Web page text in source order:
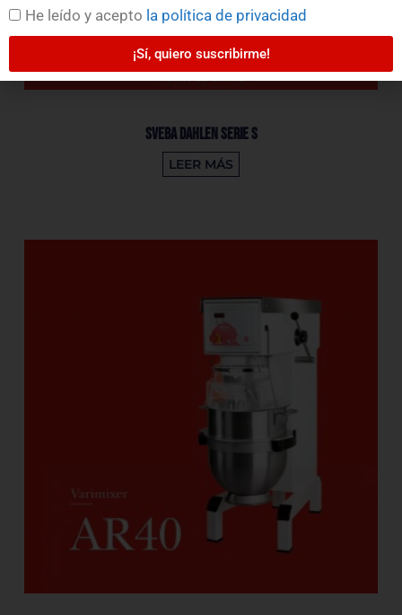
SVEBA DAHLEN Serie S
LEER MÁS
He leído y acepto la política de privacidad
¡Sí, quiero suscribirme!